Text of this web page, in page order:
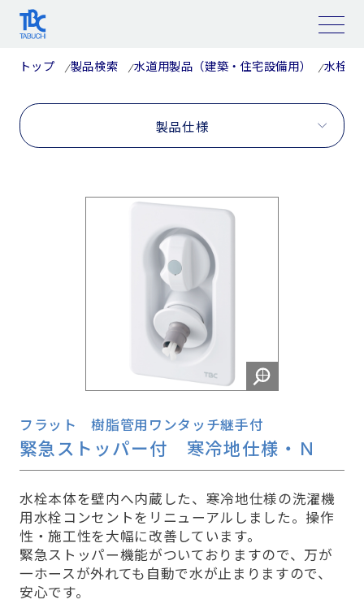
トップ 製品検索 水道用製品（建築・住宅設備用） 水栓コ
製品仕様
フラット 樹脂管用ワンタッチ継手付
緊急ストッパー付 寒冷地仕様・Ｎ
水栓本体を壁内へ内蔵した、寒冷地仕様の洗濯機
用水栓コンセントをリニューアルしました。操作
性・施工性を大幅に改善しています。
緊急ストッパー機能がついておりますので、万が
一ホースが外れても自動で水が止まりますので、
安心です。